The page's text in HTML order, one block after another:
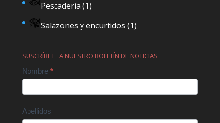
Pescaderia (1)
Salazones y encurtidos (1)
SUSCRÍBETE A NUESTRO BOLETÍN DE NOTICIAS
Contact
Nombre *
Apellidos